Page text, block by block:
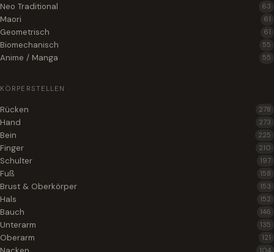
Neo Traditional 63
Maori 61
Geometrisch 61
Biomechanisch 55
Anime / Manga 55
KÖRPERSTELLEN
Rücken 278
Hand 273
Bein 225
Finger 210
Schulter 197
Fuß 158
Brust & Oberkörper 153
Hals 152
Bauch 146
Unterarm 135
Oberarm 121
104